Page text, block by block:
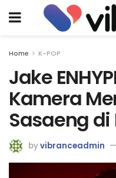
Home K-POP
Jake
Kamera
Sasaeng
byvibranceadmin